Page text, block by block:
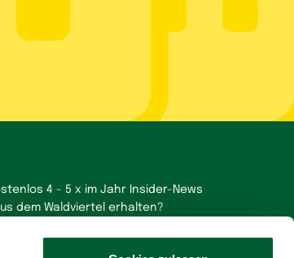
4 - 5 x im Jahr Insider-News
dem Waldviertel erhalten?